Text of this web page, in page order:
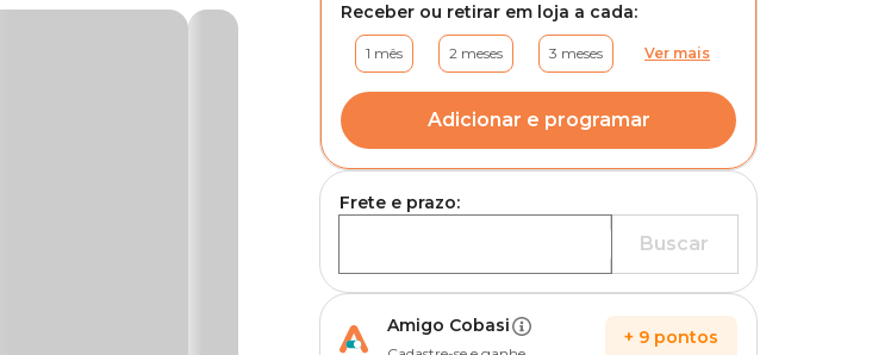
Receber ou retirar em loja a cada:
1 mês 2 meses 3 meses Ver mais
Adicionar e programar
Frete e prazo:
Buscar
Amigo Cobasi
+ 9 pontos